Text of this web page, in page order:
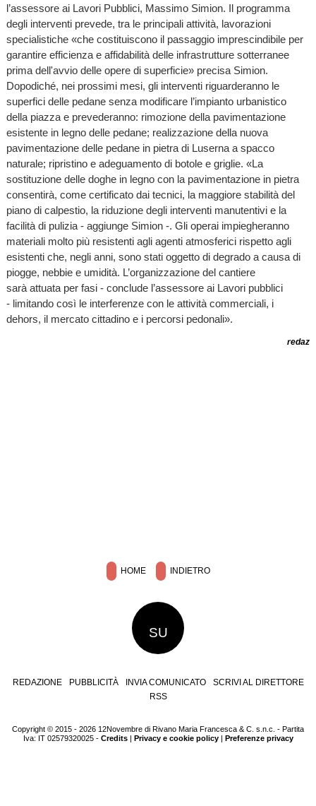
l’assessore ai Lavori Pubblici, Massimo Simion. Il programma
degli interventi prevede, tra le principali attività, lavorazioni
specialistiche «che costituiscono il passaggio imprescindibile per
garantire efficienza e affidabilità delle infrastrutture sotterranee
prima dell'avvio delle opere di superficie» precisa Simion.
Dopodiché, nei prossimi mesi, gli interventi riguarderanno le
superfici delle pedane senza modificare l’impianto urbanistico
della piazza e prevederanno: rimozione della pavimentazione
esistente in legno delle pedane; realizzazione della nuova
pavimentazione delle pedane in pietra di Luserna a spacco
naturale; ripristino e adeguamento di botole e griglie. «La
sostituzione delle doghe in legno con la pavimentazione in pietra
consentirà, come certificato dai tecnici, la maggiore stabilità del
piano di calpestio, la riduzione degli interventi manutentivi e la
facilità di pulizia - aggiunge Simion -. Gli operai impiegheranno
materiali molto più resistenti agli agenti atmosferici rispetto agli
esistenti che, negli anni, sono stati oggetto di degrado a causa di
piogge, nebbie e umidità. L’organizzazione del cantiere
sarà attuata per fasi - conclude l’assessore ai Lavori pubblici
- limitando così le interferenze con le attività commerciali, i
dehors, il mercato cittadino e i percorsi pedonali».
redaz
HOME INDIETRO
SU
REDAZIONE PUBBLICITÀ INVIA COMUNICATO
SCRIVI AL DIRETTORE
RSS
Copyright © 2015 - 2026 12Novembre di Rivano Maria Francesca & C. s.n.c. - Partita
Iva: IT 02579320025 - Credits| Privacy e cookie policy| Preferenze privacy